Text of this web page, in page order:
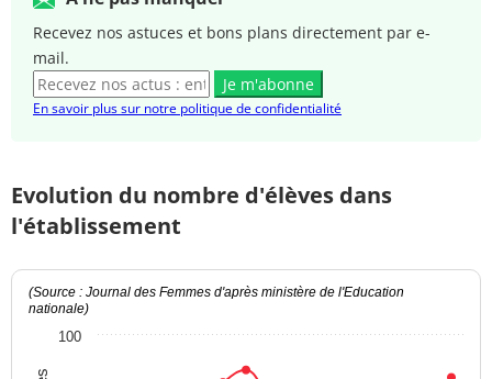
Recevez nos astuces et bons plans directement par e-
mail.
Je m'abonne
En savoir plus sur notre politique de confidentialité
Evolution du nombre d'élèves dans
l'établissement
(Source : Journal des Femmes d'après ministère de l'Education
nationale)
100